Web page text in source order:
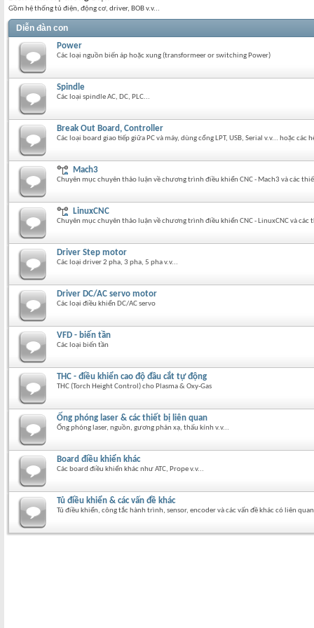
Gồm hệ thống tủ điện, động cơ, driver, BOB v.v...
Diễn đàn con
Power
Các loại nguồn biến áp hoặc xung (transformeer or switching Power)
Spindle
Các loại spindle AC, DC, PLC...
Break Out Board, Controller
Các loại board giao tiếp giữa PC và máy, dùng cổng LPT, USB, Serial v.v... hoặc các
Mach3
Chuyên mục chuyên thảo luận về chương trình điều khiển CNC - Mach3 và các
LinuxCNC
Chuyên mục chuyên thảo luận về chương trình điều khiển CNC - LinuxCNC và các
Driver Step motor
Các loại driver 2 pha, 3 pha, 5 pha v.v...
Driver DC/AC servo motor
Các loại điều khiển DC/AC servo
VFD - biến tần
Các loại biến tần
THC - điều khiển cao độ đầu cắt tự động
THC (Torch Height Control) cho Plasma & Oxy-Gas
Ống phóng laser & các thiết bị liên quan
Ống phóng laser, nguồn, gương phản xạ, thấu kính v.v...
Board điều khiển khác
Các board điều khiển khác như ATC, Prope v.v...
Tủ điều khiển & các vấn đề khác
Tủ điều khiển, công tắc hành trình, sensor, encoder và các vấn đề khác có liên